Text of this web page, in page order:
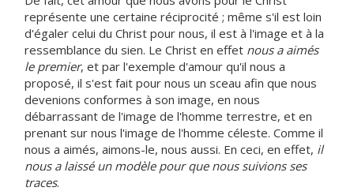
représente une certaine réciprocité ; même s'il est loin
d'égaler celui du Christ pour nous, il est à l'image et à la
ressemblance du sien. Le Christ en effet nous a aimés
le premier, et par l'exemple d'amour qu'il nous a
proposé, il s'est fait pour nous un sceau afin que nous
devenions conformes à son image, en nous
débarrassant de l'image de l'homme terrestre, et en
prenant sur nous l'image de l'homme céleste. Comme il
nous a aimés, aimons-le, nous aussi. En ceci, en effet, il
nous a laissé un modèle pour que nous suivions ses
traces.